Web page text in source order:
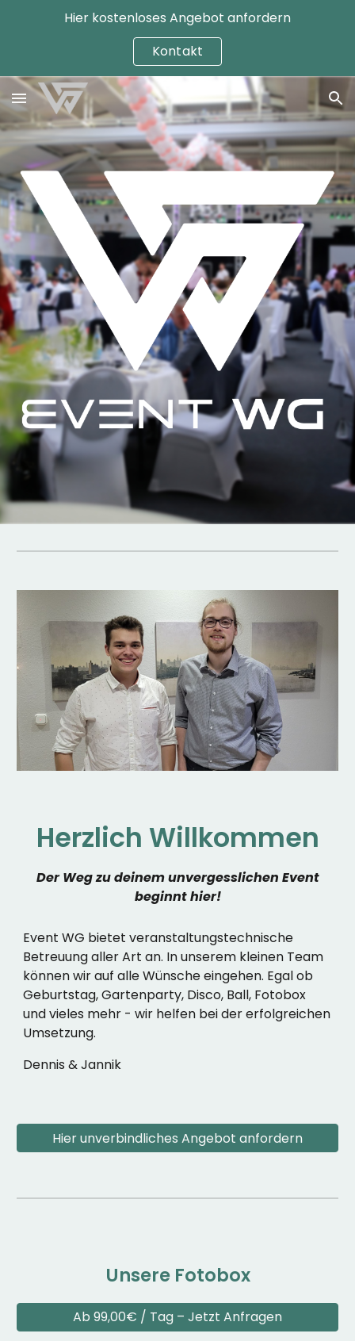
Hier kostenloses Angebot anfordern
Kontakt
Herzlich Willkommen
Der Weg zu deinem unvergesslichen Event
beginnt hier!
Event WG bietetveranstaltungstechnische
Betreuungaller Art an. In unserem kleinen Team
können wir auf alle Wünsche eingehen. Egal ob
Geburtstag, Gartenparty, Disco, Ball, Fotobox
und vieles mehr - wir helfen bei der erfolgreichen
Umsetzung.
Dennis & Jannik
Hier unverbindliches Angebot anfordern
Unsere Fotobox
Ab 99,00€ / Tag – Jetzt Anfragen